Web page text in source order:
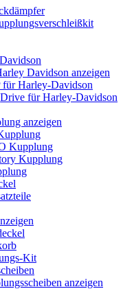
Davidson anzeigen
für Harley-Davidson
für Harley-Davidson
anzeigen
Kupplung
Kupplung
Kit
anzeigen